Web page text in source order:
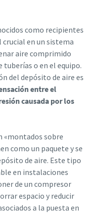
para la industria
la constante en la
pero hay un
como recipientes
en un sistema
aire comprimido
tuberías o en el equipo.
del depósito de aire es
entre el
causada por los
«montados sobre
como un paquete y se
de aire. Este tipo
en instalaciones
de un compresor
espacio y reducir
a la puesta en